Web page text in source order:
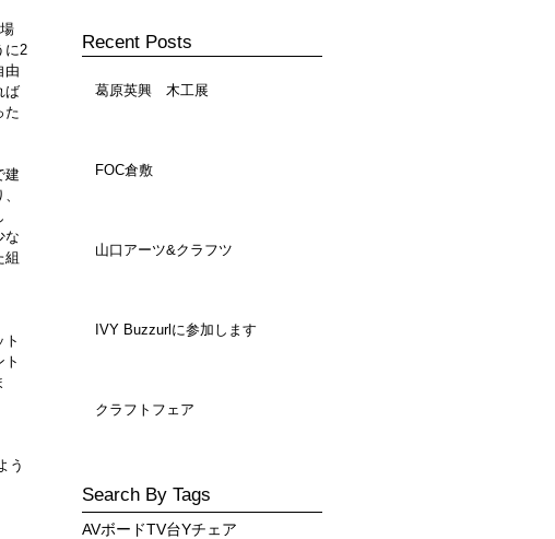
に2
由
ば
た
建
な
組
う
Recent Posts
葛原英興 木工展
FOC倉敷
山口アーツ&クラフツ
IVY Buzzurlに参加します
クラフトフェア
Search By Tags
AVボードTV台Yチェア